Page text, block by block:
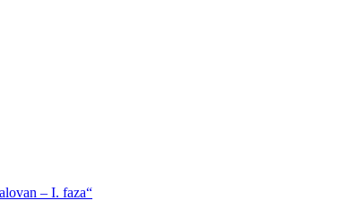
– I. faza“